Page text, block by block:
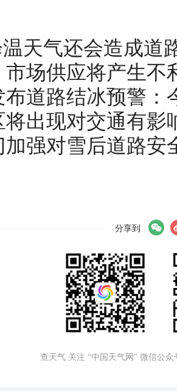
天气还会造成道
市场供应将产生不
布道路结冰预警：
将出现对交通有影
加强对雪后道路安
分享到
查天气 关注 “中国天气网” 微信公众